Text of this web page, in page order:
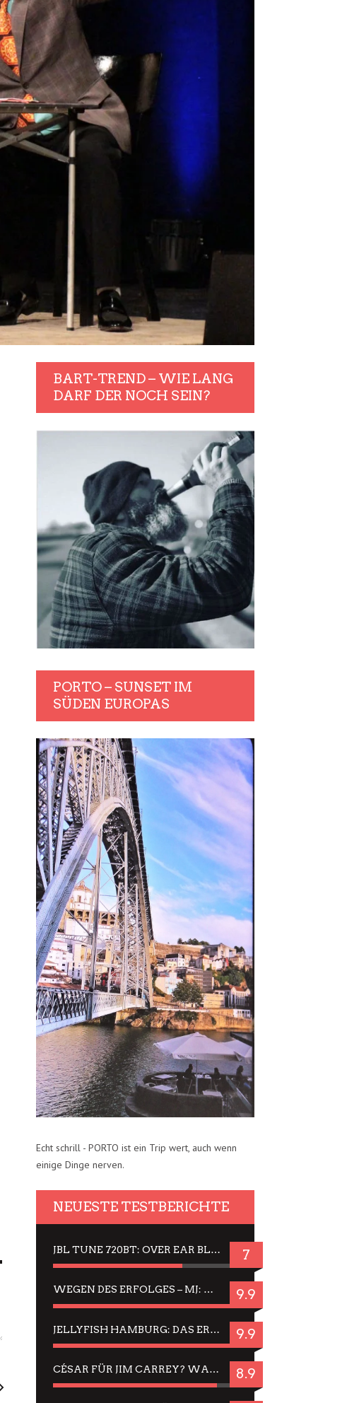
BART-TREND – WIE LANG
DARF DER NOCH SEIN?
PORTO – SUNSET IM
SÜDEN EUROPAS
Echt schrill - PORTO ist ein Trip wert, auch wenn
einige Dinge nerven.
NEUESTE TESTBERICHTE
JBL TUNE 720BT: OVER EAR BLUETOOTH KOPFHÖRER UM DIE 50,-€ IM DAUER-TEST 7
WEGEN DES ERFOLGES – MJ: MICHAEL JACKSON MUSICAL IN EINER MATINEE SEHEN 9.9
JELLYFISH HAMBURG: DAS ERFOLGREICHE SOMMER-MENÜ 2025 IN GEFÜHLEN UND BILDERN 9.9
CÉSAR FÜR JIM CARREY? WARUM DAS EINER DER NERVIGSTEN ACTORS IST UND BLEIBT 8.9